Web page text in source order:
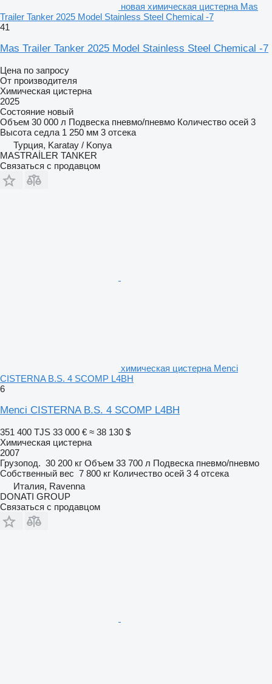
новая химическая цистерна Mas
Trailer Tanker 2025 Model Stainless Steel Chemical -7
41
Mas Trailer Tanker 2025 Model Stainless Steel Chemical -7
Цена по запросу
От производителя
Химическая цистерна
2025
Состояние новый
Объем 30 000 л Подвеска пневмо/пневмо Количество осей 3
Высота седла 1 250 мм 3 отсека
Турция, Karatay / Konya
MASTRAİLER TANKER
Связаться с продавцом
химическая цистерна Menci
CISTERNA B.S. 4 SCOMP L4BH
6
Menci CISTERNA B.S. 4 SCOMP L4BH
351 400 TJS 33 000 € ≈ 38 130 $
Химическая цистерна
2007
Грузопод. 30 200 кг Объем 33 700 л Подвеска пневмо/пневмо
Собственный вес 7 800 кг Количество осей 3 4 отсека
Италия, Ravenna
DONATI GROUP
Связаться с продавцом